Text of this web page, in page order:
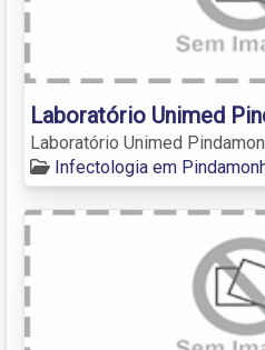
Laboratório Unimed
Laboratório Unimed
Infectologia em